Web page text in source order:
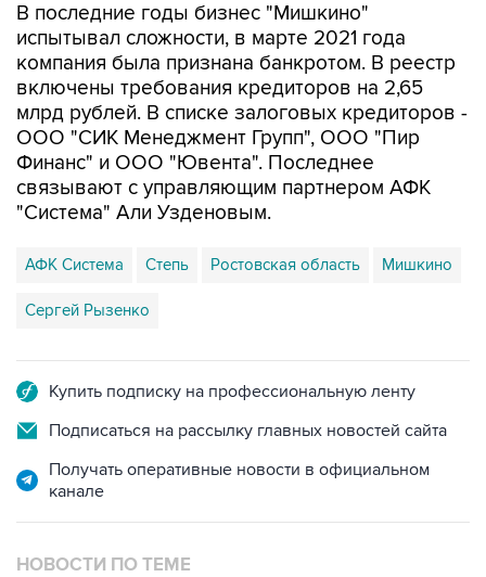
В последние годы бизнес "Мишкино"
испытывал сложности, в марте 2021 года
компания была признана банкротом. В реестр
включены требования кредиторов на 2,65
млрд рублей. В списке залоговых кредиторов -
ООО "СИК Менеджмент Групп", ООО "Пир
Финанс" и ООО "Ювента". Последнее
связывают с управляющим партнером АФК
"Система" Али Узденовым.
АФК Система Степь Ростовская область Мишкино
Сергей Рызенко
Купить подписку на профессиональную ленту
Подписаться на рассылку главных новостей сайта
Получать оперативные новости в официальном
канале
НОВОСТИ ПО ТЕМЕ